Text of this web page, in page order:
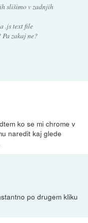
slišimo v zadnjih
.js text file
zakaj ne?
ko se mi chrome v
naredit kaj glede
po drugem kliku